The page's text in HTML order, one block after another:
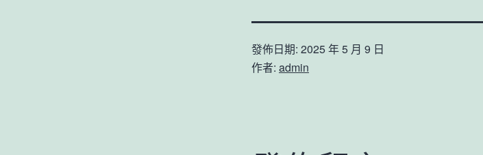
發佈日期: 2025 年 5 月 9 日
作者: admin